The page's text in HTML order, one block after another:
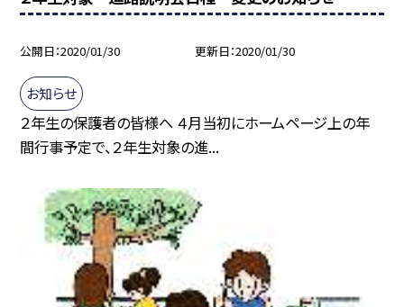
公開日 2020/01/30 更新日 2020/01/30
お知らせ
２年生の保護者の皆様へ ４月当初にホームページ上の年
間行事予定で、２年生対象の進...